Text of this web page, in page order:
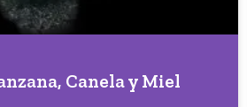
Canela y Miel